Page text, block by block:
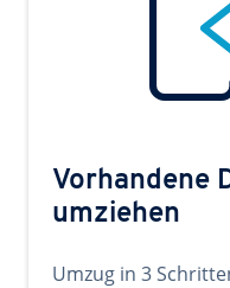
Vorhandene
umziehen
Umzug in 3